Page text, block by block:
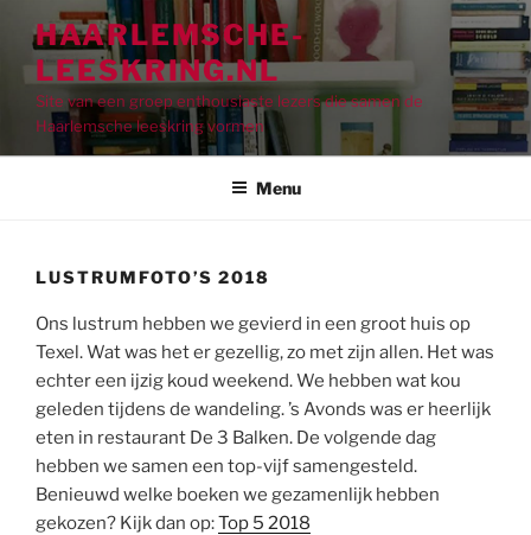
naar
inhoud
HAARLEMSCHE-
LEESKRING.NL
Site van een groep enthousiaste lezers die samen de
Haarlemsche leeskring vormen
Menu
LUSTRUMFOTO’S 2018
Ons lustrum hebben we gevierd in een groot huis op
Texel. Wat was het er gezellig, zo met zijn allen. Het was
echter een ijzig koud weekend. We hebben wat kou
geleden tijdens de wandeling. ’s Avonds was er heerlijk
eten in restaurant De 3 Balken. De volgende dag
hebben we samen een top-vijf samengesteld.
Benieuwd welke boeken we gezamenlijk hebben
gekozen? Kijk dan op:Top 5 2018